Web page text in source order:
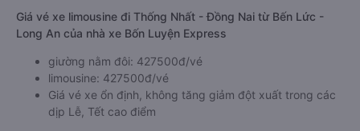
Giá vé xe limousine đi Thống Nhất - Đồng Nai từ Bến Lức -
Long An của nhà xe Bốn Luyện Express
giường nằm đôi: 427500đ/vé
limousine: 427500đ/vé
Giá vé xe ổn định, không tăng giảm đột xuất trong các
dịp Lễ, Tết cao điểm